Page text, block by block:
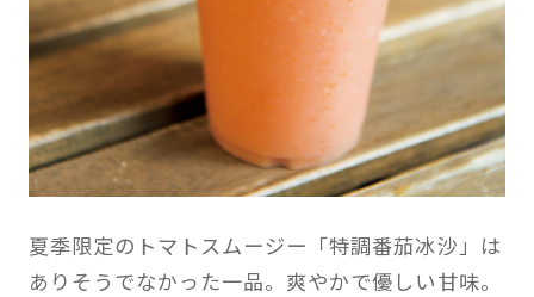
夏季限定のトマトスムージー「特調番茄冰沙」は
ありそうでなかった一品。爽やかで優しい甘味。